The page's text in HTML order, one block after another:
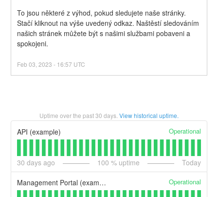
To jsou některé z výhod, pokud sledujete naše stránky.
Stačí kliknout na výše uvedený odkaz. Naštěstí sledováním
našich stránek můžete být s našimi službami pobaveni a
spokojeni.
Feb03 ,2023 - 16:57 UTC
Uptime over the past30 days. View historical uptime.
API (example) Operational
30 days ago 100 % uptime Today
Management Portal (example) Operational